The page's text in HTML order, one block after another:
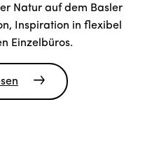
Natur auf dem Basler
Inspiration in flexibel
Einzelbüros.